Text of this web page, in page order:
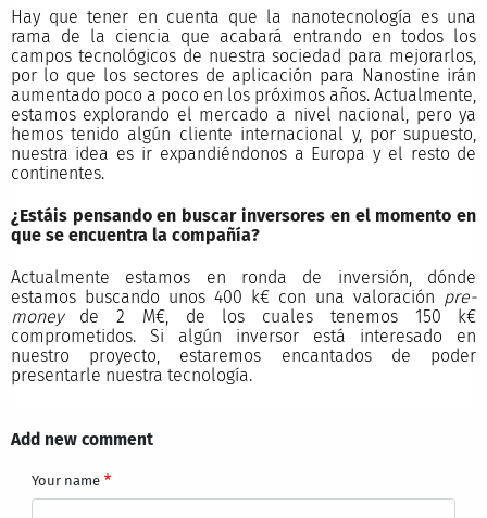
Hay que tener en cuenta que la nanotecnología es una
rama de la ciencia que acabará entrando en todos los
campos tecnológicos de nuestra sociedad para mejorarlos,
por lo que los sectores de aplicación para Nanostine irán
aumentado poco a poco en los próximos años. Actualmente,
estamos explorando el mercado a nivel nacional, pero ya
hemos tenido algún cliente internacional y, por supuesto,
nuestra idea es ir expandiéndonos a Europa y el resto de
continentes.
¿Estáis pensando en buscar inversores en el momento en
que se encuentra la compañía?
Actualmente estamos en ronda de inversión, dónde
estamos buscando unos 400 k€ con una valoración pre-
moneyde 2 M€, de los cuales tenemos 150 k€
comprometidos. Si algún inversor está interesado en
nuestro proyecto, estaremos encantados de poder
presentarle nuestra tecnología.
Add new comment
Your name